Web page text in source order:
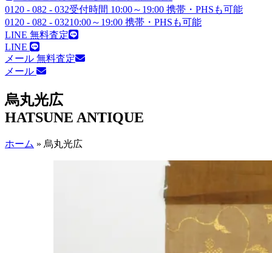
0120 - 082 - 032受付時間 10:00～19:00 携帯・PHSも可能
0120 - 082 - 03210:00～19:00 携帯・PHSも可能
LINE 無料査定
LINE
メール 無料査定
メール
烏丸光広
HATSUNE ANTIQUE
ホーム » 烏丸光広